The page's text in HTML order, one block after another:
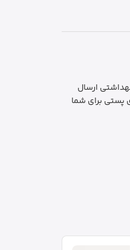
بهداشتی ارسال
پستی برای شما